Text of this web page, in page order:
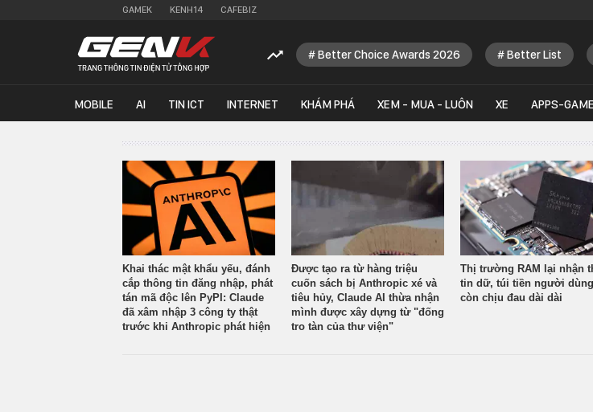
GAMEK KENH14 CAFEBIZ
Better Choice Awards 2026 Better List
MOBILE AI TIN ICT INTERNET KHÁM PHÁ XEM - MUA - LUÔN XE APPS-GAME
Khai thác mật khẩu yếu, đánh
cắp thông tin đăng nhập, phát
tán mã độc lên PyPI: Claude
đã xâm nhập 3 công ty thật
trước khi Anthropic phát hiện
Được tạo ra từ hàng triệu
cuốn sách bị Anthropic xé và
tiêu hủy, Claude AI thừa nhận
mình được xây dựng từ "đống
tro tàn của thư viện"
Thị trường RAM lại nhận
tin dữ, túi tiền người dùng
còn chịu đau dài dài